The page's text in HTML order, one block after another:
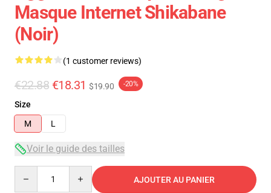
Masque Internet Shikabane
(Noir)
(1 customer reviews)
€22.88 €18.31 $19.90 -20%
Size
M
L
Voir le guide des tailles
AJOUTER AU PANIER